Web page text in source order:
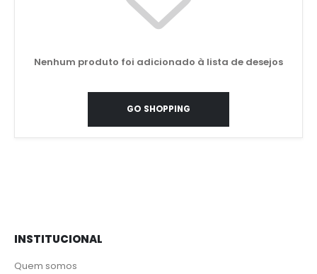
Nenhum produto foi adicionado à lista de desejos
GO SHOPPING
INSTITUCIONAL
Quem somos